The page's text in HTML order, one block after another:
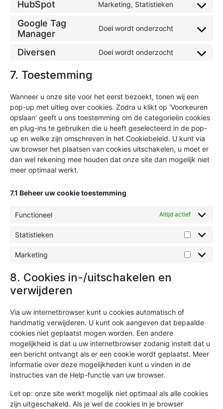
HubSpot Marketing, Statistieken
Google Tag
Manager
Doel wordt onderzocht
Diversen Doel wordt onderzocht
7. Toestemming
Wanneer u onze site voor het eerst bezoekt, tonen wij een
pop-up met uitleg over cookies. Zodra u klikt op ‘Voorkeuren
opslaan’ geeft u ons toestemming om de categorieën cookies
en plug-ins te gebruiken die u heeft geselecteerd in de pop-
up en welke zijn omschreven in het Cookiebeleid. U kunt via
uw browser het plaatsen van cookies uitschakelen, u moet er
dan wel rekening mee houden dat onze site dan mogelijk niet
meer optimaal werkt.
7.1 Beheer uw cookie toestemming
Functioneel Altijd actief
Statistieken
Marketing
8. Cookies in-/uitschakelen en
verwijderen
Via uw internetbrowser kunt u cookies automatisch of
handmatig verwijderen. U kunt ook aangeven dat bepaalde
cookies niet geplaatst mogen worden. Een andere
mogelijkheid is dat u uw internetbrowser zodanig instelt dat u
een bericht ontvangt als er een cookie wordt geplaatst. Meer
informatie over deze mogelijkheden kunt u vinden in de
instructies van de Help-functie van uw browser.
Let op: onze site werkt mogelijk niet optimaal als alle cookies
zijn uitgeschakeld. Als je wel de cookies in je browser